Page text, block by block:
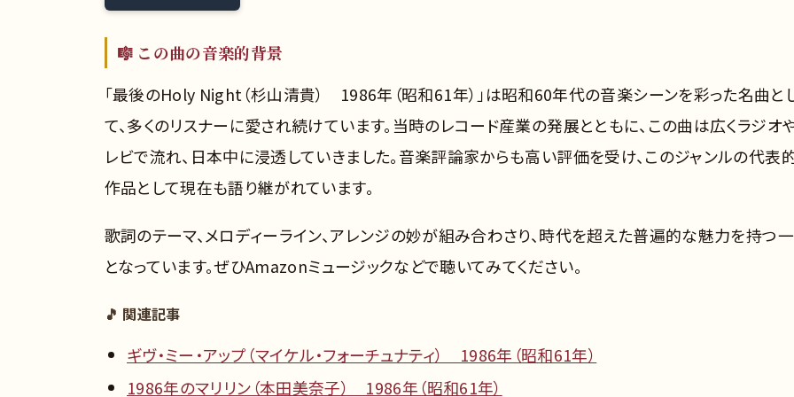
🎼 この曲の音楽的背景
「最後のHoly Night（杉山清貴） 1986年（昭和61年）」は昭和60年代の音楽シーンを彩った名曲と
て、多くのリスナーに愛され続けています。当時のレコード産業の発展とともに、この曲は広くラジオ
レビで流れ、日本中に浸透していきました。音楽評論家からも高い評価を受け、このジャンルの代表
作品として現在も語り継がれています。
歌詞のテーマ、メロディーライン、アレンジの妙が組み合わさり、時代を超えた普遍的な魅力を持つ
となっています。ぜひAmazonミュージックなどで聴いてみてください。
🎵 関連記事
ギヴ・ミー・アップ（マイケル・フォーチュナティ） 1986年（昭和61年）
1986年のマリリン（本田美奈子） 1986年（昭和61年）